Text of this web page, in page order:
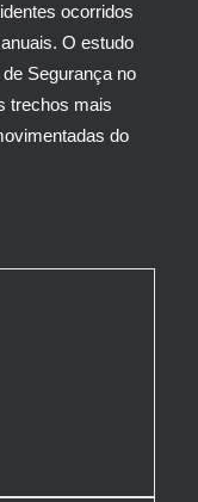
ocorridos
O estudo
Segurança no
trechos mais
do